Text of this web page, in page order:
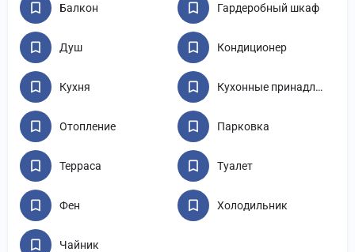
Балкон Гардеробный шкаф
Душ Кондиционер
Кухня Кухонные принадлежности
Отопление Парковка
Терраса Туалет
Фен Холодильник
Чайник